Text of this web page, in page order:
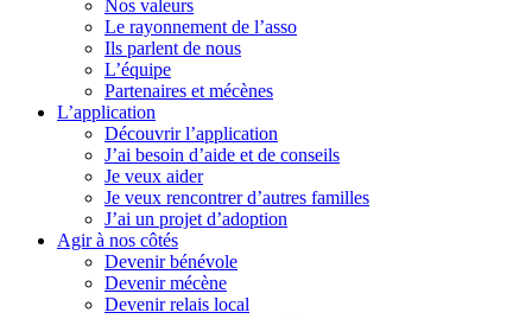
Nos valeurs
Le rayonnement de l’asso
Ils parlent de nous
L’équipe
Partenaires et mécènes
L’application
Découvrir l’application
J’ai besoin d’aide et de conseils
Je veux aider
Je veux rencontrer d’autres familles
J’ai un projet d’adoption
Agir à nos côtés
Devenir bénévole
Devenir mécène
Devenir relais local